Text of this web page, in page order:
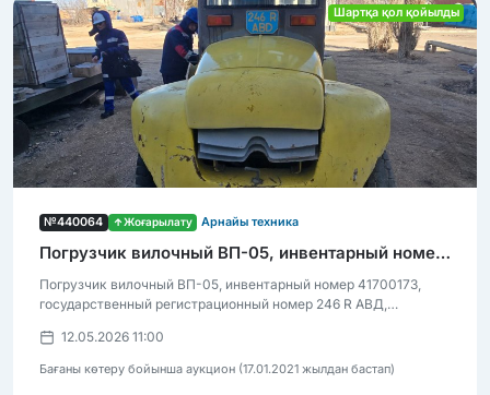
Шартқа қол қойылды
№440064 Жоғарылату Арнайы техника
Погрузчик вилочный ВП-05, инвентарный номер 41700173
Погрузчик вилочный ВП-05, инвентарный номер 41700173,
государственный регистрационный номер 246 R АВД,
12.05.2026 11:00
Бағаны көтеру бойынша аукцион (17.01.2021 жылдан бастап)